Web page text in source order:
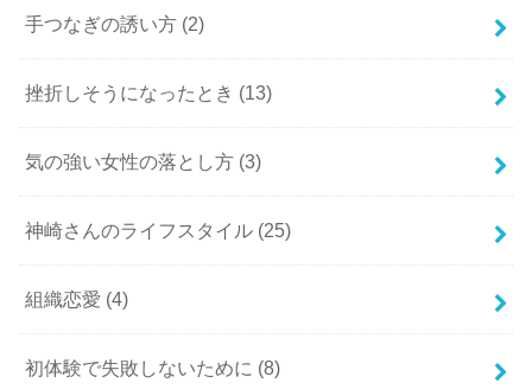
手つなぎの誘い方 (2)
挫折しそうになったとき (13)
気の強い女性の落とし方 (3)
神崎さんのライフスタイル (25)
組織恋愛 (4)
初体験で失敗しないために (8)